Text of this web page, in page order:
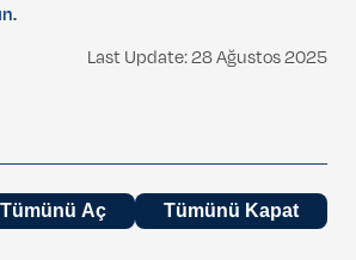
Last Update: 28 Ağustos 2025
Tümünü Aç Tümünü Kapat